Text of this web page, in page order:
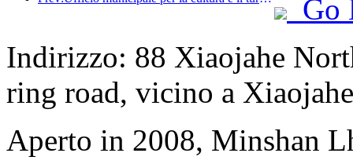
Go
Indirizzo: 88 Xiaojahe
ring road, vicino a
Aperto in 2008, Minshan